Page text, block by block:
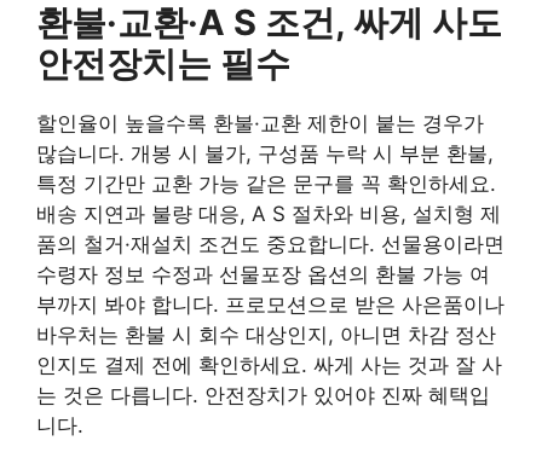
환불·교환·A S 조건, 싸게 사도
안전장치는 필수
할인율이 높을수록 환불·교환 제한이 붙는 경우가
많습니다. 개봉 시 불가, 구성품 누락 시 부분 환불,
특정 기간만 교환 가능 같은 문구를 꼭 확인하세요.
배송 지연과 불량 대응, A S 절차와 비용, 설치형 제
품의 철거·재설치 조건도 중요합니다. 선물용이라면
수령자 정보 수정과 선물포장 옵션의 환불 가능 여
부까지 봐야 합니다. 프로모션으로 받은 사은품이나
바우처는 환불 시 회수 대상인지, 아니면 차감 정산
인지도 결제 전에 확인하세요. 싸게 사는 것과 잘 사
는 것은 다릅니다. 안전장치가 있어야 진짜 혜택입
니다.